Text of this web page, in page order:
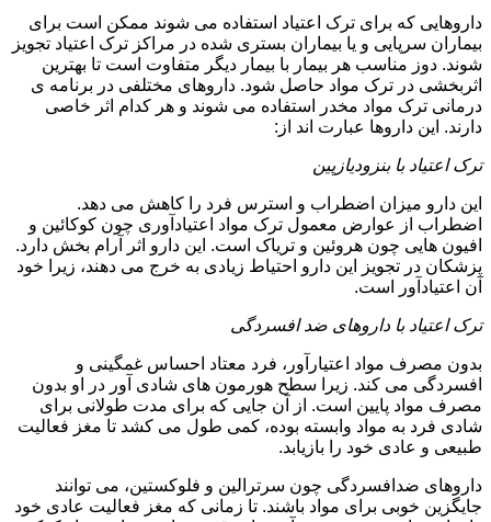
داروهایی که برای ترک اعتیاد استفاده می شوند ممکن است برای
بیماران سرپایی و یا بیماران بستری شده در مراکز ترک اعتیاد تجویز
شوند. دوز مناسب هر بیمار با بیمار دیگر متفاوت است تا بهترین
اثربخشی در ترک مواد حاصل شود. داروهای مختلفی در برنامه ی
درمانی ترک مواد مخدر استفاده می شوند و هر کدام اثر خاصی
دارند. این داروها عبارت اند از:
ترک اعتیاد با بنزودیازپین
این دارو میزان اضطراب و استرس فرد را کاهش می دهد.
اضطراب از عوارض معمول ترک مواد اعتیادآوری چون کوکائین و
افیون هایی چون هروئین و تریاک است. این دارو اثر آرام بخش دارد.
پزشکان در تجویز این دارو احتیاط زیادی به خرج می دهند، زیرا خود
آن اعتیادآور است.
ترک اعتیاد با داروهای ضد افسردگی
بدون مصرف مواد اعتیارآور، فرد معتاد احساس غمگینی و
افسردگی می کند. زیرا سطح هورمون های شادی آور در او بدون
مصرف مواد پایین است. از آن جایی که برای مدت طولانی برای
شادی فرد به مواد وابسته بوده، کمی طول می کشد تا مغز فعالیت
طبیعی و عادی خود را بازیابد.
داروهای ضدافسردگی چون سرترالین و فلوکستین، می توانند
جایگزین خوبی برای مواد باشند. تا زمانی که مغز فعالیت عادی خود